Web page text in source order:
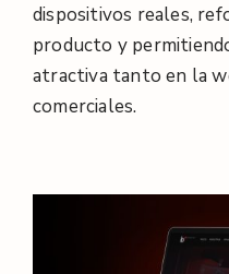
dispositivos reales,
producto y
atractiva tanto en la
comerciales.